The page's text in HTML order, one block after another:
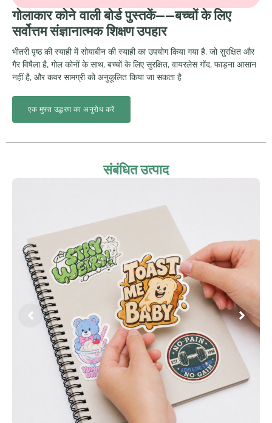
गोलाकार कोने वाली बोर्ड पुस्तकें——बच्चों के लिए
सर्वोत्तम संज्ञानात्मक शिक्षण उपहार
भीतरी पृष्ठ की स्याही में सोयाबीन की स्याही का उपयोग किया गया है, जो सुरक्षित और
गैर विषैला है, गोल कोनों के साथ, बच्चों के लिए सुरक्षित, वायरलेस गोंद, फाड़ना आसान
नहीं है, और कवर सामग्री को अनुकूलित किया जा सकता है
एक मुफ्त उद्धरण का अनुरोध करें
संबंधित उत्पाद